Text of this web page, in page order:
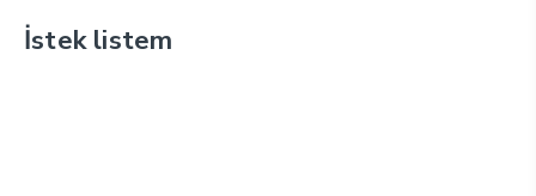
İstek listem